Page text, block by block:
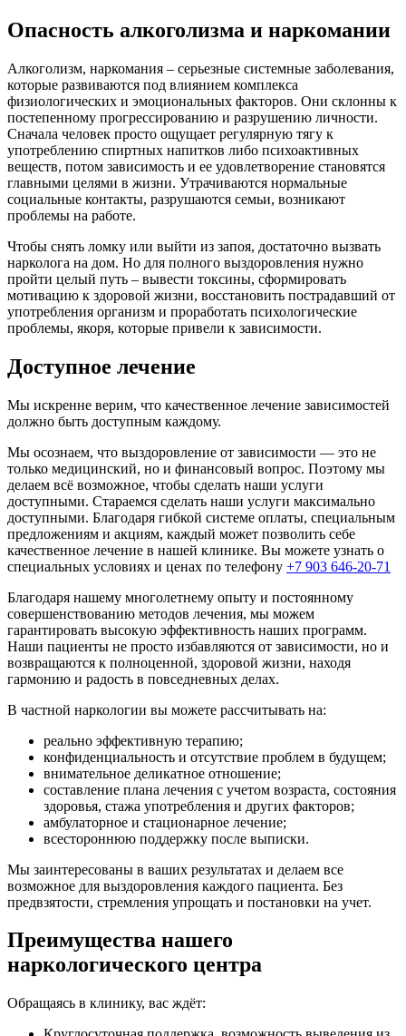
Я очень доволен результатами лечения наркомании в
наркоцентре . Зависимость оказалась слишком сильной,
и я подозревал, что ничего не сможет мне помочь. Но
благодаря профессиональной команде специалистов и
программе, я смог преодолеть свою зависимость
полностью. Мне предоставили все необходимые
ресурсы и поддержку во время стационарного лечения.
Я нашел в себе силы бороться с желаниями и научился
здоровому образу жизни. Теперь я чувствую себя
свободным от наркотиков и готов начать новую главу в
своей жизни. Я рекомендую клинику всем, кто ищет
настоящую помощь
Искренне благодарна вам за своё лечение! Моя жизнь
была разрушена из-за употребления наркотиков. Я сама
приняла решение и нашла вашу клинику, обсудили и
реабилитации. Я получила такую колоссальную
поддержку и помощь, начала лечение. Ваш подход, ваш
других зависимых — у меня нет слов. Мой стаж более 5
лет, и тут вы мне показываете новую и счастливую
жизнь без наркотиков. Во что я и поверить уже не
могла. Огромное вам спасибо!
госпитализации матери. Более 15 лет она находилась в
алкогольной зависимости, и сама предпринимать какие-
то действия не хотела. Я благодарен вашей команде
наркологов за оперативность и чёткость действий. В
клинике мать получила огромнейший опыт и знания,
как справляться со своими эмоциями, тревогой,
у неё сейчас новая и светлая жизнь!
Очень рада, что попала именно на ваш сайт и набрала
вам. Получила первичную консультацию, после
назначили приём психолога. Мне было важно найти
специалиста, с которым мне будет комфортно. И уже
после нескольких сеансов терапии мне намного легче.
Большой плюс, что сеансы могут проходить по скайпу,
и не надо никуда ехать.
Опасность алкоголизма и наркомании
Алкоголизм, наркомания – серьезные системные заболевания,
которые развиваются под влиянием комплекса
физиологических и эмоциональных факторов. Они склонны к
постепенному прогрессированию и разрушению личности.
Сначала человек просто ощущает регулярную тягу к
употреблению спиртных напитков либо психоактивных
веществ, потом зависимость и ее удовлетворение становятся
главными целями в жизни. Утрачиваются нормальные
социальные контакты, разрушаются семьи, возникают
проблемы на работе.
Чтобы снять ломку или выйти из запоя, достаточно вызвать
нарколога на дом. Но для полного выздоровления нужно
пройти целый путь – вывести токсины, сформировать
мотивацию к здоровой жизни, восстановить пострадавший от
употребления организм и проработать психологические
проблемы, якоря, которые привели к зависимости.
Доступное лечение
Мы искренне верим, что качественное лечение зависимостей
должно быть доступным каждому.
Мы осознаем, что выздоровление от зависимости — это не
только медицинский, но и финансовый вопрос. Поэтому мы
делаем всё возможное, чтобы сделать наши услуги
доступными. Стараемся сделать наши услуги максимально
доступными. Благодаря гибкой системе оплаты, специальным
предложениям и акциям, каждый может позволить себе
качественное лечение в нашей клинике. Вы можете узнать о
специальных условиях и ценах по телефону +7 903 646-20-71
Благодаря нашему многолетнему опыту и постоянному
совершенствованию методов лечения, мы можем
гарантировать высокую эффективность наших программ.
Наши пациенты не просто избавляются от зависимости, но и
возвращаются к полноценной, здоровой жизни, находя
гармонию и радость в повседневных делах.
В частной наркологии вы можете рассчитывать на:
реально эффективную терапию;
конфиденциальность и отсутствие проблем в будущем;
внимательное деликатное отношение;
составление плана лечения с учетом возраста, состояния
здоровья, стажа употребления и других факторов;
амбулаторное и стационарное лечение;
всестороннюю поддержку после выписки.
Мы заинтересованы в ваших результатах и делаем все
возможное для выздоровления каждого пациента. Без
предвзятости, стремления упрощать и постановки на учет.
Преимущества нашего
наркологического центра
Обращаясь в клинику, вас ждёт: